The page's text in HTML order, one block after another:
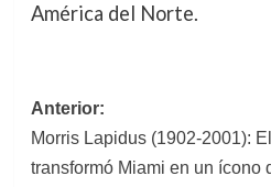
América del Norte.
Navegación
de
Anterior:
Morris Lapidus (1902-2001):
transformó Miami en un ícono